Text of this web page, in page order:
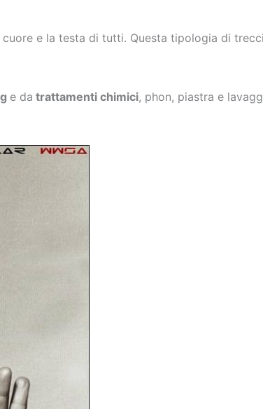
e la testa di tutti. Questa tipologia di
e da trattamenti chimici, phon, piastra e